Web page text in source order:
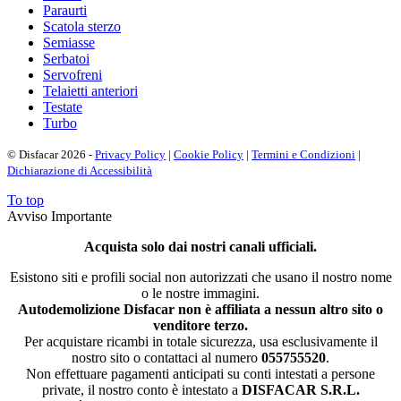
Paraurti
Scatola sterzo
Semiasse
Serbatoi
Servofreni
Telaietti anteriori
Testate
Turbo
© Disfacar 2026 - Privacy Policy | Cookie Policy | Termini e Condizioni |
Dichiarazione di Accessibilità
To top
Avviso Importante
Acquista solo dai nostri canali ufficiali.
Esistono siti e profili social non autorizzati che usano il nostro nome
o le nostre immagini.
Autodemolizione Disfacar non è affiliata a nessun altro sito o
venditore terzo.
Per acquistare ricambi in totale sicurezza, usa esclusivamente il
nostro sito o contattaci al numero 055755520.
Non effettuare pagamenti anticipati su conti intestati a persone
private, il nostro conto è intestato a DISFACAR S.R.L.